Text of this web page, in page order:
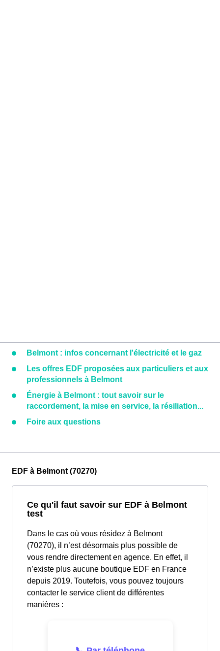
Belmont : infos concernant l'électricité et le gaz
Les offres EDF proposées aux particuliers et aux
professionnels à Belmont
Énergie à Belmont : tout savoir sur le
raccordement, la mise en service, la résiliation...
Foire aux questions
EDF à Belmont (70270)
Ce qu'il faut savoir sur EDF à Belmont
test
Dans le cas où vous résidez à Belmont
(70270), il n’est désormais plus possible de
vous rendre directement en agence. En effet, il
n’existe plus aucune boutique EDF en France
depuis 2019. Toutefois, vous pouvez toujours
contacter le service client de différentes
manières :